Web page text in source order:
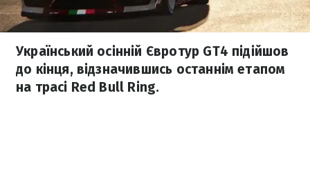
Український осінній Євротур GT4 підійшов
до кінця, відзначившись останнім етапом
на трасі Red Bull Ring.